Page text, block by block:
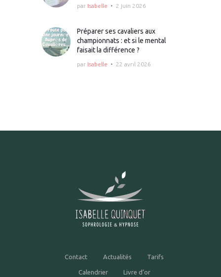
par Isabelle 2 juin 2026
Préparer ses cavaliers aux
championnats : et si le mental
faisait la différence ?
par Isabelle 22 avril 2026
Contact Actualités Tarifs
Calendrier Livre d’or